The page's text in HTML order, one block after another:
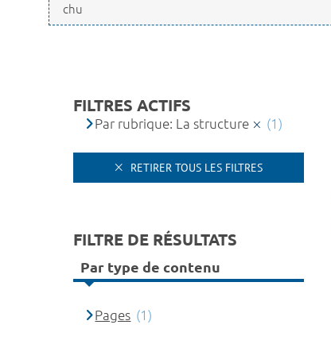
FILTRES ACTIFS
Par rubrique: La structure (1)
RETIRER TOUS LES FILTRES
FILTRE DE RÉSULTATS
Par type de contenu
Pages (1)